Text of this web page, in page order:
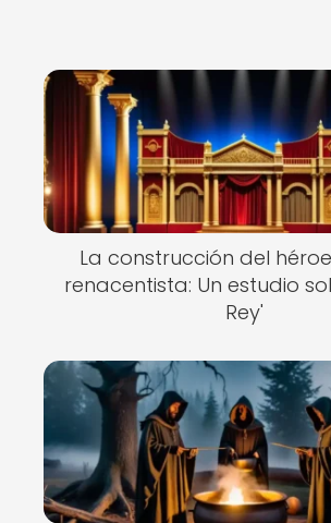
La construcción del
renacentista: Un estudio
Rey'